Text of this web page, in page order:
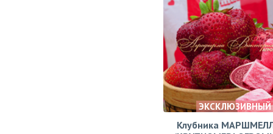
ЭКСКЛЮЗИВНЫЙ
Клубника